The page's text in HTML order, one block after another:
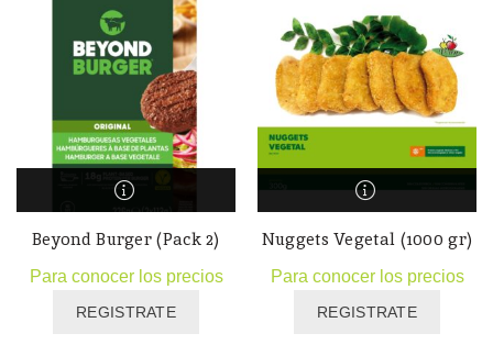
Beyond Burger (Pack 2)
Para conocer los precios
REGISTRATE
Nuggets Vegetal (1000 gr)
Para conocer los precios
REGISTRATE